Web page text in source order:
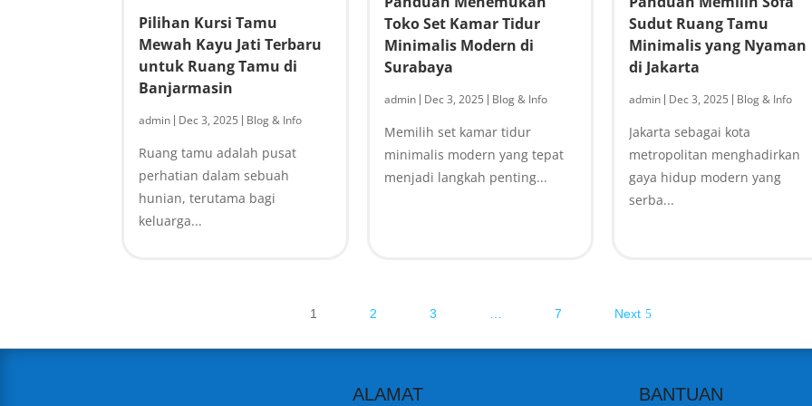
Pilihan Kursi Tamu
Mewah Kayu Jati Terbaru
untuk Ruang Tamu di
Banjarmasin
admin Dec 3, 2025 Blog & Info
Ruang tamu adalah pusat
perhatian dalam sebuah
hunian, terutama bagi
keluarga...
Toko Set Kamar Tidur
Minimalis Modern di
Surabaya
admin Dec 3, 2025 Blog & Info
Memilih set kamar tidur
minimalis modern yang tepat
menjadi langkah penting...
Sudut Ruang Tamu
Minimalis yang Nyaman
di Jakarta
admin Dec 3, 2025 Blog & Info
Jakarta sebagai kota
metropolitan menghadirkan
gaya hidup modern yang
serba...
1 2 3 7 Next
ALAMAT BANTUAN